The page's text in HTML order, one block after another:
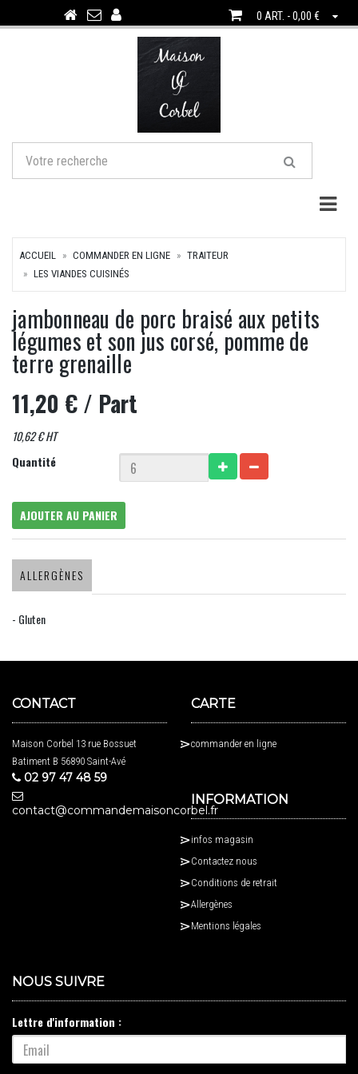
0 ART. - 0,00 €
ACCUEIL COMMANDER EN LIGNE
TRAITEUR
LES VIANDES CUISINÉS
jambonneau de porc braisé aux petits
légumes et son jus corsé, pomme de
terre grenaille
11,20 €/ Part
10,62 € HT
Quantité
AJOUTER AU PANIER
ALLERGÈNES
- Gluten
CONTACT
Maison Corbel 13 rue Bossuet
Batiment B 56890 Saint-Avé
02 97 47 48 59
contact@commandemaisoncorbel.fr
CARTE
commander en ligne
INFORMATION
infos magasin
Contactez nous
Conditions de retrait
Allergènes
Mentions légales
NOUS SUIVRE
Lettre d'information :